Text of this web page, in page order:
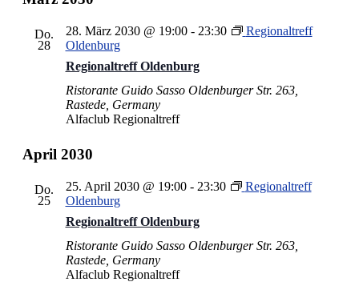
Do.
28
Regionaltreff Oldenburg
28. März 2030 @ 19:00- 23:30
Regionaltreff
Oldenburg
Ristorante Guido Sasso Oldenburger Str. 263,
Rastede, Germany
Alfaclub Regionaltreff
April 2030
Do.
25
Regionaltreff Oldenburg
25. April 2030 @ 19:00- 23:30
Regionaltreff
Oldenburg
Ristorante Guido Sasso Oldenburger Str. 263,
Rastede, Germany
Alfaclub Regionaltreff